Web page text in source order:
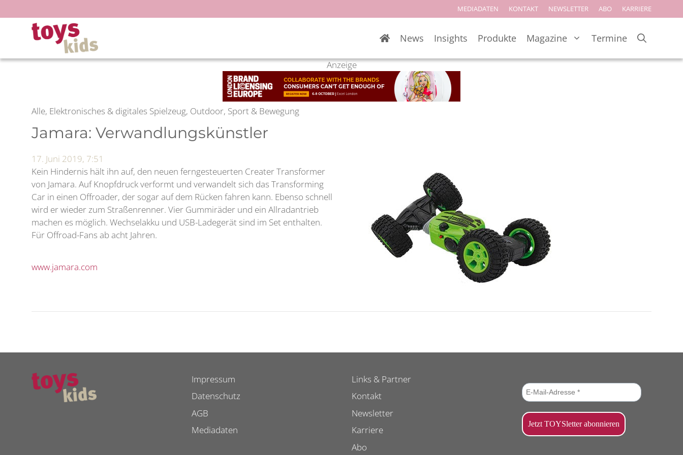
Inhalt
springen
MEDIADATEN KONTAKT NEWSLETTER ABO KARRIERE
News Insights Produkte Magazine Termine
Anzeige
Alle, Elektronisches & digitales Spielzeug, Outdoor, Sport & Bewegung
Jamara: Verwandlungskünstler
17. Juni 2019, 7:51
Kein Hindernis hält ihn auf, den neuen ferngesteuerten Creater Transformer
von Jamara. Auf Knopfdruck verformt und verwandelt sich das Transforming
Car in einen Offroader, der sogar auf dem Rücken fahren kann. Ebenso schnell
wird er wieder zum Straßenrenner. Vier Gummiräder und ein Allradantrieb
machen es möglich. Wechselakku und USB-Ladegerät sind im Set enthalten.
Für Offroad-Fans ab acht Jahren.
www.jamara.com
Impressum
Datenschutz
AGB
Mediadaten
Links & Partner
Kontakt
Newsletter
Karriere
Abo